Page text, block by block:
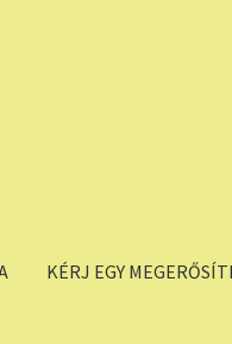
KÉRJ EGY